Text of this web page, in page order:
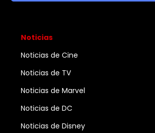
Noticias
Noticias de Cine
Noticias de TV
Noticias de Marvel
Noticias de DC
Noticias de Disney